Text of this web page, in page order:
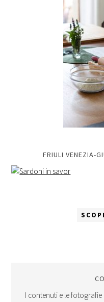
FRIULI VENEZIA-
I contenuti e le fotografie